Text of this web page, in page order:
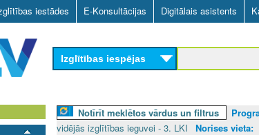
Skip
to
main
content
iestādes E-Konsultācijas Digitālais asistents
Izglītības iespējas
Notīrīt meklētos vārdus un filtrus
vidējās izglītības ieguvei - 3. LKI
Norises vieta: